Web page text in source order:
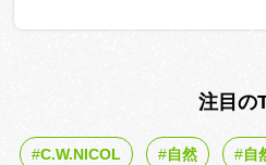
注目の
C.W.NICOL 自然 自